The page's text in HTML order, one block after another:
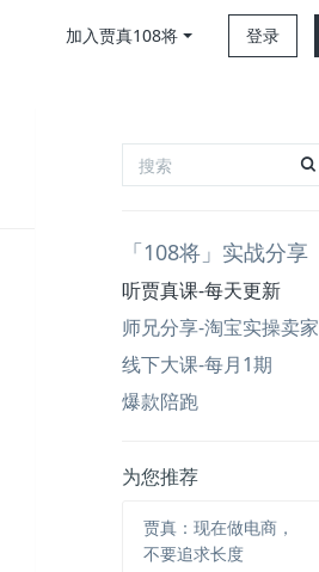
登录
加入贾真108将
「108将」实战分享
听贾真课-每天更新
师兄分享-淘宝实操卖家
线下大课-每月1期
爆款陪跑
为您推荐
贾真：现在做电商，
不要追求长度